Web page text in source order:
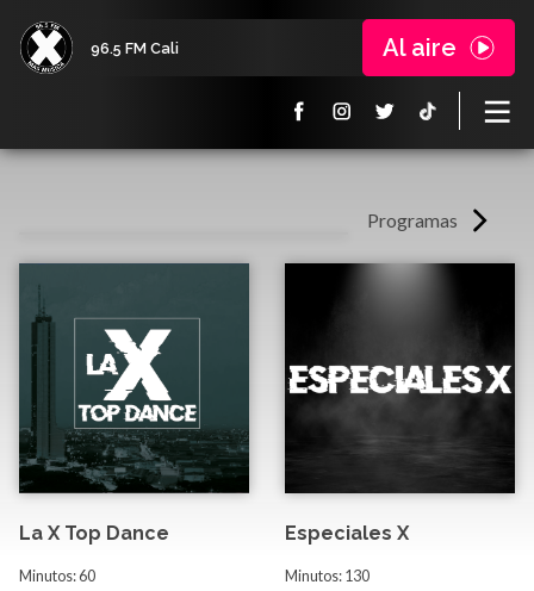
96.5 FM Cali Al aire
Programas
La X Top Dance
Minutos: 60
Especiales X
Minutos: 130